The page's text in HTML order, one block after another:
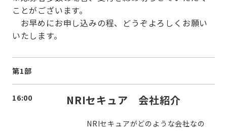
ことがございます。
お早めにお申し込みの程、どうぞよろしくお願い
いたします。
第1部
16:00 NRIセキュア 会社紹介
NRIセキュアがどのような会社なの